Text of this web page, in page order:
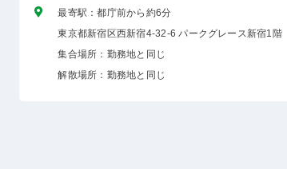
最寄駅：都庁前から約6分
東京都新宿区西新宿4-32-6 パークグレース新宿1階
集合場所：勤務地と同じ
解散場所：勤務地と同じ